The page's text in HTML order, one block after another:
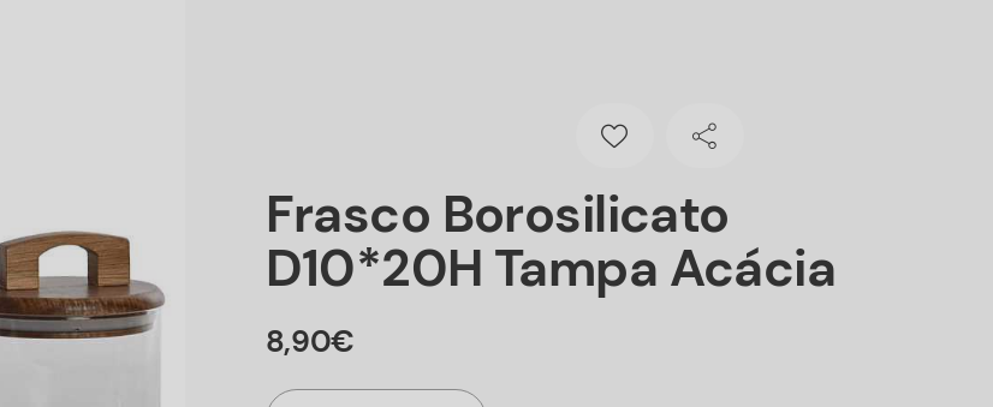
Frasco Borosilicato
D10*20H Tampa Acácia
8,90€